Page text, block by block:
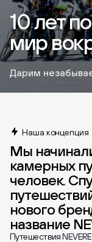
10 лет
мир
Дарим
Наша концепция
Мы
камерных
человек.
нового
название
Путешествия